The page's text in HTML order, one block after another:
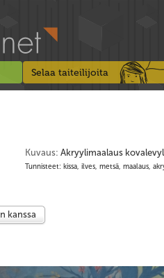
Selaa taiteilijoita
Kuvaus: Akryylimaalaus
Tunnisteet: kissa, ilves, metsä, maalaus,
kanssa